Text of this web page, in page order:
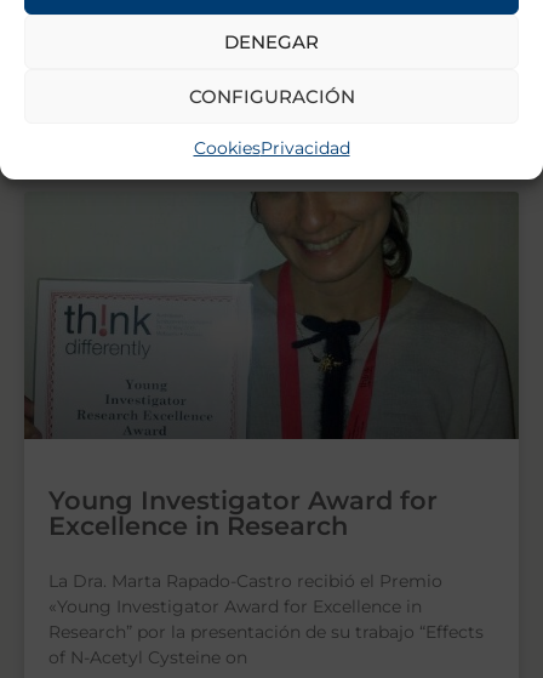
DENEGAR
CONFIGURACIÓN
CookiesPrivacidad
Young Investigator Award for
Excellence in Research
La Dra. Marta Rapado-Castro recibió el Premio
«Young Investigator Award for Excellence in
Research” por la presentación de su trabajo “Effects
of N-Acetyl Cysteine on